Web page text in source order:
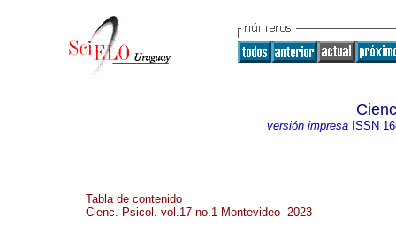
versión impresaISSN
Tabla de contenido
Cienc. Psicol. vol.17 no.1 Montevideo 2023